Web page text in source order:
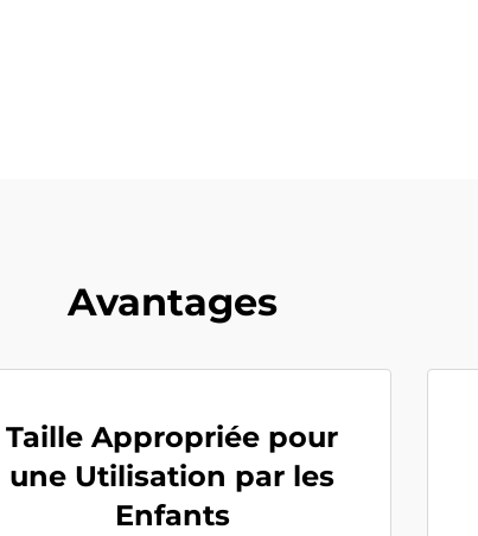
Avantages
Taille Appropriée pour
une Utilisation par les
Enfants